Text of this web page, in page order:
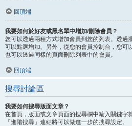
回頂端
我要如何於好友或黑名單中增加/刪除會員？
您可以透過兩種方式增加會員到您的列表。透過
可以點選增加。另外，從您的會員控制台，您可
也可以透過同樣的頁面刪除列表中的會員。
回頂端
搜尋討論區
我要如何搜尋版面文章？
在首頁，版面或文章頁面的搜尋欄中輸入關鍵字
「進階搜尋」連結將可以做進一步的搜尋設定。